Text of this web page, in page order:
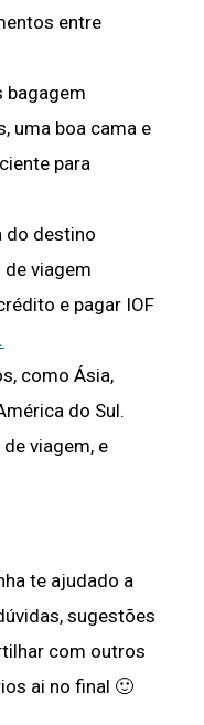
entre
bagagem
uma boa cama e
para
do destino
de viagem
e pagar IOF
como Ásia,
do Sul.
viagem, e
te ajudado a
sugestões
com outros
ai no final 🙂